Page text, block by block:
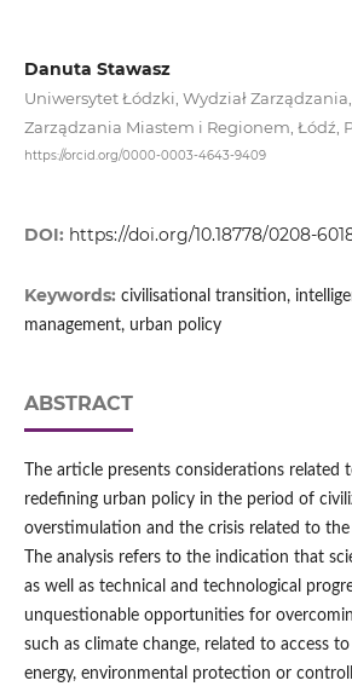
Danuta Stawasz
Uniwersytet Łódzki, Wydział
Zarządzania Miastem i Regionem, Łódź,
https://orcid.org/0000-0003-4643-9409
DOI: https://doi.org/10.18778/0208-
Keywords: civilisational transition,
management, urban policy
ABSTRACT
The article presents considerations related
redefining urban policy in the period of
overstimulation and the crisis related to
The analysis refers to the indication that
as well as technical and technological
unquestionable opportunities for
such as climate change, related to access
energy, environmental protection or